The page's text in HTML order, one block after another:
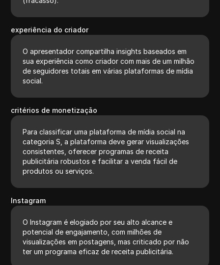
experiência do criador
O apresentador compartilha insights baseados em
sua experiência como criador com mais de um milhão
de seguidores totais em várias plataformas de mídia
social.
critérios de monetização
Para classificar uma plataforma de mídia social na
categoria S, a plataforma deve gerar visualizações
consistentes, oferecer programas de receita
publicitária robustos e facilitar a venda fácil de
produtos ou serviços.
Instagram
O Instagram é elogiado por seu alto alcance e
potencial de engajamento, com milhões de
visualizações em postagens, mas criticado por não
ter um programa eficaz de receita publicitária.